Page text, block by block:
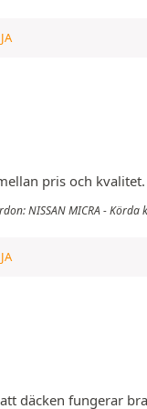
JA
pris och kvalitet.
NISSAN MICRA -
JA
däcken fungerar